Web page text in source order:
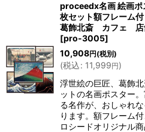
proceedx名画 絵画
枚セット額フレー
葛飾北斎 カフェ
[pro-3005]
10,908円(税別)
(税込: 11,999円)
浮世絵の巨匠、葛飾
ットの名画ポスター
る名作が、おしゃれ
ります。額フレーム
ロシードオリジナル